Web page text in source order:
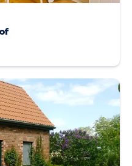
| Unterkunft in